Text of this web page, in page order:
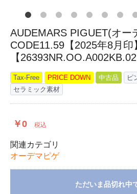
AUDEMARS PIGUET(オー
CODE11.59【2025年8月印
【26393NR.OO.A002KB.02
Tax-Free PRICE DOWN 中古品
ピ
セラミック素材
￥0 税込
関連カテゴリ
オーデマピゲ
ただいま品切れ中